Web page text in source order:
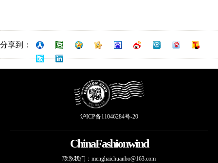
分享到：
沪ICP备11046284号-20
ChinaFashionwind
联系我们： menghaichuanbo@163.com